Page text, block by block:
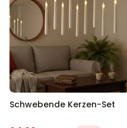
Schwebende Kerzen-Set